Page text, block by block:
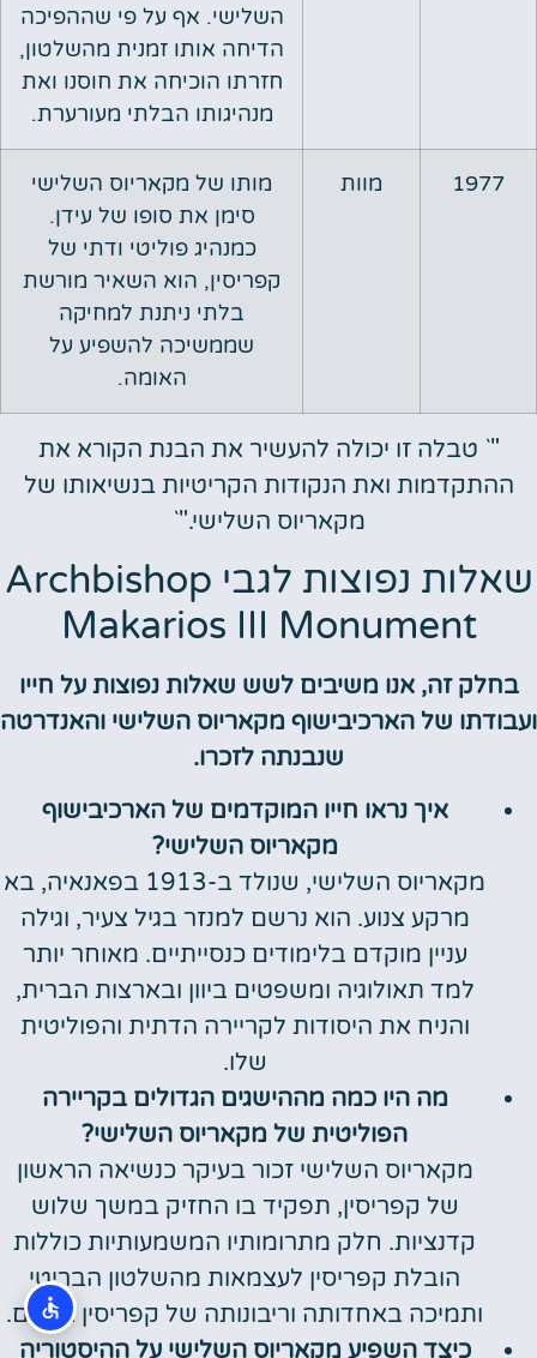
השלישי. אף על פי שההפיכה
הדיחה אותו זמנית מהשלטון,
חזרתו הוכיחה את חוסנו ואת
מנהיגותו הבלתי מעורערת.
1977 מוות
מותו של מקאריוס השלישי
סימן את סופו של עידן.
כמנהיג פוליטי ודתי של
קפריסין, הוא השאיר מורשת
בלתי ניתנת למחיקה
שממשיכה להשפיע על
האומה.
"` טבלה זו יכולה להעשיר את הבנת הקורא את
ההתקדמות ואת הנקודות הקריטיות בנשיאותו של
מקאריוס השלישי."`
שאלות נפוצות לגבי Archbishop
Makarios III Monument
בחלק זה, אנו משיבים לשש שאלות נפוצות על חייו
ועבודתו של הארכיבישוף מקאריוס השלישי והאנדרטה
שנבנתה לזכרו.
איך נראו חייו המוקדמים של הארכיבישוף
מקאריוס השלישי?
מקאריוס השלישי, שנולד ב-1913 בפאנאיה, בא
מרקע צנוע. הוא נרשם למנזר בגיל צעיר, וגילה
עניין מוקדם בלימודים כנסייתיים. מאוחר יותר
למד תאולוגיה ומשפטים ביוון ובארצות הברית,
והניח את היסודות לקריירה הדתית והפוליטית
שלו.
מה היו כמה מההישגים הגדולים בקריירה
הפוליטית של מקאריוס השלישי?
מקאריוס השלישי זכור בעיקר כנשיאה הראשון
של קפריסין, תפקיד בו החזיק במשך שלוש
קדנציות. חלק מתרומותיו המשמעותיות כוללות
הובלת קפריסין לעצמאות מהשלטון הבריטי
ותמיכה באחדותה וריבונותה של קפריסין באו"ם.
כיצד השפיע מקאריוס השלישי על ההיסטוריה